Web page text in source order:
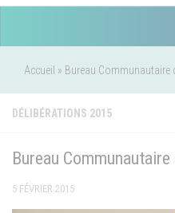
Accueil » Bureau Communautaire
DÉLIBÉRATIONS 2015
Bureau
5 FÉVRIER 2015